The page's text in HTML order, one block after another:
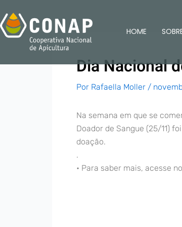
para
o
conteúdo
HOME
Dia Nacional
Por Rafaella Moller /
Na semana em que se
Doador de Sangue (25/11)
doação.
.
• Para saber mais, acesse